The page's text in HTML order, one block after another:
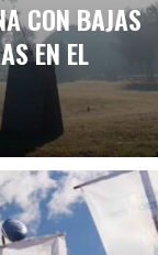
CON BAJAS
EN EL